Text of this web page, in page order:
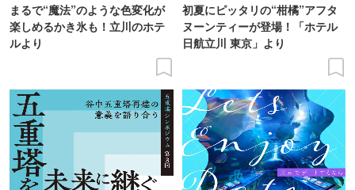
まるで“魔法”のような色変化が
楽しめるかき氷も！立川のホテ
ルより
初夏にピッタリの“柑橘”アフタ
ヌーンティーが登場！「ホテル
日航立川 東京」より